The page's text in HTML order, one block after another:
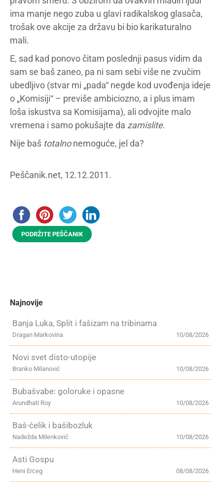
ima manje nego zuba u glavi radikalskog glasača,
trošak ove akcije za državu bi bio karikaturalno
mali.
E, sad kad ponovo čitam poslednji pasus vidim da
sam se baš zaneo, pa ni sam sebi više ne zvučim
ubedljivo (stvar mi „pada“ negde kod uvođenja ideje
o „Komisiji“ – previše ambiciozno, a i plus imam
loša iskustva sa Komisijama), ali odvojite malo
vremena i samo pokušajte da zamislite.
Nije baš totalnonemoguće, jel da?
Peščanik.net, 12.12.2011.
PODRŽITE PEŠČANIK
Najnovije
Banja Luka, Split i fašizam na tribinama
10/08/2026
Dragan Markovina
Novi svet disto-utopije
10/08/2026
Branko Milanović
Bubašvabe: goloruke i opasne
10/08/2026
Arundhati Roy
Baš-čelik i bašibozluk
10/08/2026
Nadežda Milenković
Asti Gospu
08/08/2026
Heni Erceg